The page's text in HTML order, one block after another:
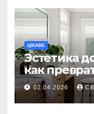
ЦІКАВЕ
Эстетика
как
ритуал
02.04.2026